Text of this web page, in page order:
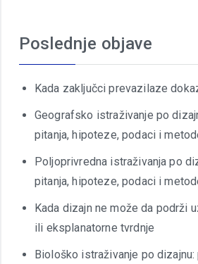
Poslednje objave
Kada zaključci prevazilaze
Geografsko istraživanje po
pitanja, hipoteze, podaci i
Poljoprivredna istraživanja po
pitanja, hipoteze, podaci i
Kada dizajn ne može da podrži
ili eksplanatorne tvrdnje
Biološko istraživanje po dizajnu: